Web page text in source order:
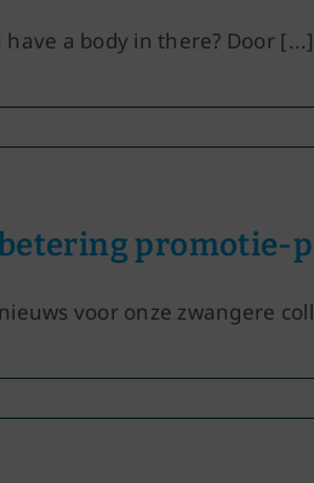
a body in there? Door [...]
promotie-
voor onze zwangere